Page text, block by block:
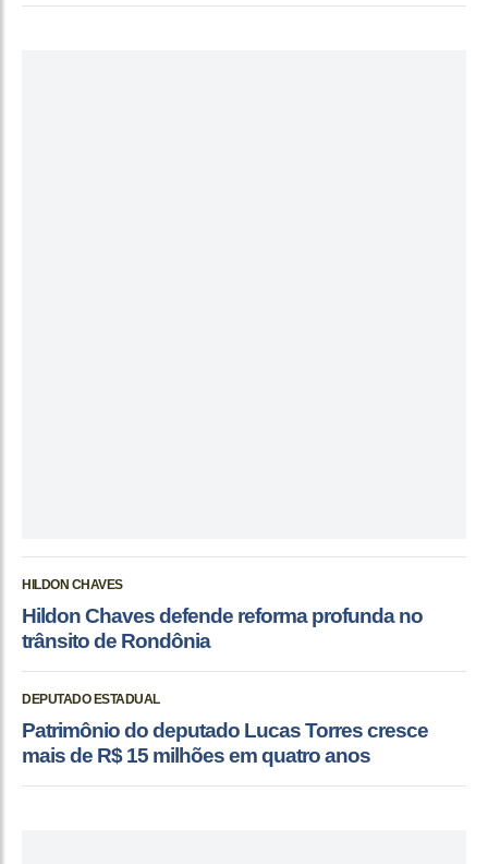
HILDON CHAVES
Hildon Chaves defende reforma profunda no
trânsito de Rondônia
DEPUTADO ESTADUAL
Patrimônio do deputado Lucas Torres cresce
mais de R$ 15 milhões em quatro anos